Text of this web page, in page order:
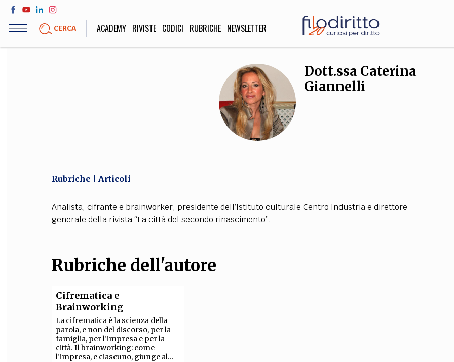
Salta
contenuto
CERCA ACADEMY RIVISTE CODICI RUBRICHE NEWSLETTER
SOCIETÀ
Politica, Attualità,
Educazione, Lavoro, Esteri
DIRITTO
STORIA E FILOSOFIA INNOVAZIONE
Dott.ssa Caterina
Giannelli
Rubriche Articoli
Analista, cifrante e brainworker, presidente dell’Istituto culturale Centro Industria e direttore
generale della rivista “La città del secondo rinascimento”.
Rubriche dell'autore
Cifrematica e
Brainworking
La cifrematica è la scienza della
parola, e non del discorso, per la
famiglia, per l’impresa e per la
città. Il brainworking: come
l’impresa, e ciascuno, giunge al...